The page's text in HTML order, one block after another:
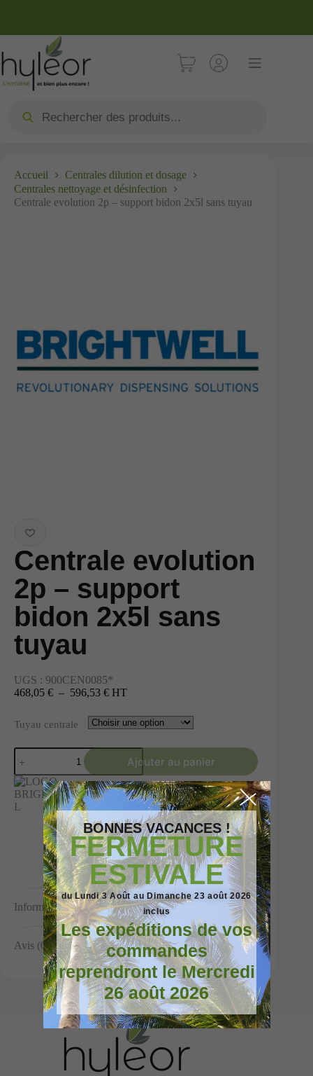
Accueil
Centrales dilution et dosage
Centrales nettoyage et désinfection
Centrale evolution 2p – support bidon 2x5l sans tuyau
Centrale evolution
2p – support
bidon 2x5l sans
tuyau
UGS : 900CEN0085*
468,05 € – 596,53 € HT
Tuyau centrale
Ajouter au panier
Informations complémentaires
Avis (0)
BONNES VACANCES !
FERMETURE
ESTIVALE
du Lundi 3 Août au Dimanche 23 août 2026
inclus
Les expéditions de vos
commandes
reprendront le Mercredi
26 août 2026